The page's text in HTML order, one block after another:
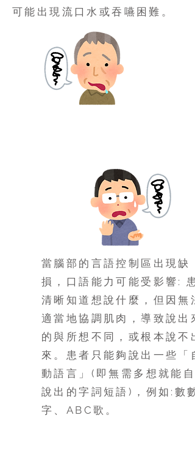
可能出現流口水或吞嚥困難。
當腦部的言語控制區出現缺
損，口語能力可能受影響:
清晰知道想說什麼，但因無
適當地協調肌肉，導致說出
的與所想不同，或根本說不
來。患者只能夠說出一些「
動語言」(即無需多想就能自
說出的字詞短語)，例如:數數
字、ABC歌。